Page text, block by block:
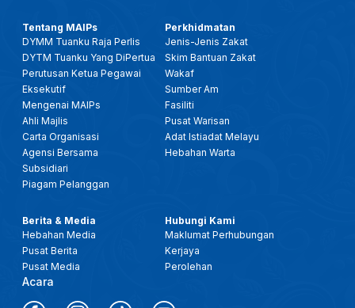
Tentang MAIPs
DYMM Tuanku Raja Perlis
DYTM Tuanku Yang DiPertua
Perutusan Ketua Pegawai
Eksekutif
Mengenai MAIPs
Ahli Majlis
Carta Organisasi
Agensi Bersama
Subsidiari
Piagam Pelanggan
Perkhidmatan
Jenis-Jenis Zakat
Skim Bantuan Zakat
Wakaf
Sumber Am
Fasiliti
Pusat Warisan
Adat Istiadat Melayu
Hebahan Warta
Berita & Media
Hebahan Media
Pusat Berita
Pusat Media
Acara
Hubungi Kami
Maklumat Perhubungan
Kerjaya
Perolehan